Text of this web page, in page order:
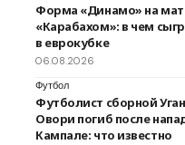
Форма «Динамо» на
«Карабахом»: в чем
в еврокубке
06.08.2026
Футбол
Футболист сборной
Овори погиб после
Кампале: что известно